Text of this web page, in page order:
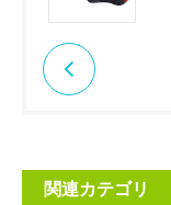
関連カテゴリ